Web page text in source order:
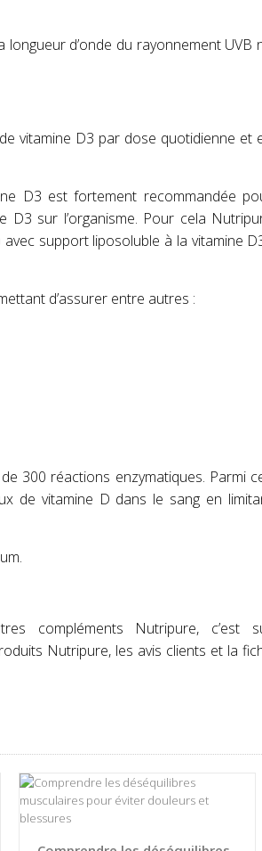
longueur d’onde du rayonnement UVB
vitamine D3 par dose quotidienne et
D3 est fortement recommandée
sur l’organisme. Pour cela
support liposoluble à la vitamine
d’assurer entre autres :
300 réactions enzymatiques. Parmi
de vitamine D dans le sang en
compléments Nutripure, c’est
Nutripure, les avis clients et la